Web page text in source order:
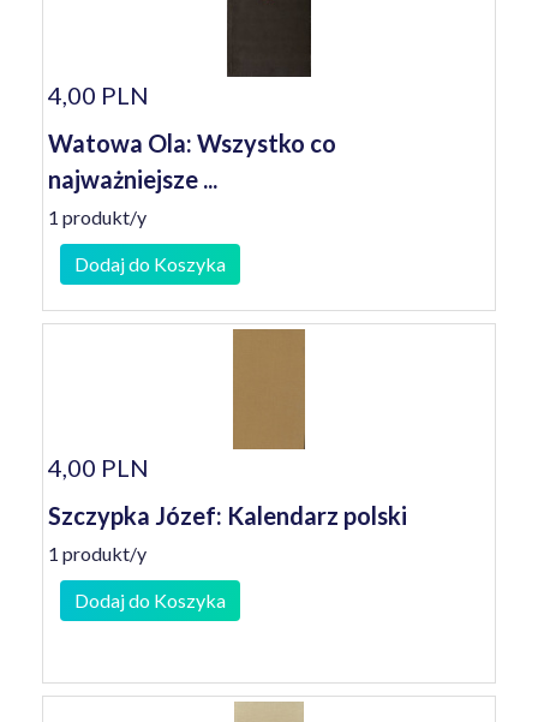
4,00 PLN
Watowa Ola: Wszystko co
najważniejsze ...
1 produkt/y
Dodaj do Koszyka
4,00 PLN
Szczypka Józef: Kalendarz polski
1 produkt/y
Dodaj do Koszyka